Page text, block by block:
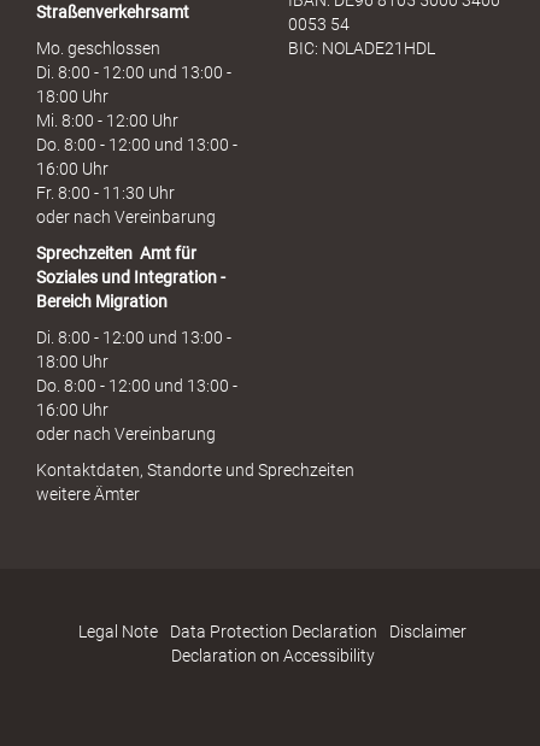
Straßenverkehrsamt
Mo. geschlossen
Di. 8:00 - 12:00 und 13:00 -
18:00 Uhr
Mi. 8:00 - 12:00 Uhr
Do. 8:00 - 12:00 und 13:00 -
16:00 Uhr
Fr. 8:00 - 11:30 Uhr
oder nach Vereinbarung
Sprechzeiten Amt für
Soziales und Integration -
Bereich Migration
Di. 8:00 - 12:00 und 13:00 -
18:00 Uhr
Do. 8:00 - 12:00 und 13:00 -
16:00 Uhr
oder nach Vereinbarung
0053 54
BIC: NOLADE21HDL
Kontaktdaten, Standorte und Sprechzeiten
weitere Ämter
Legal Note Data Protection Declaration
Disclaimer
Declaration on Accessibility